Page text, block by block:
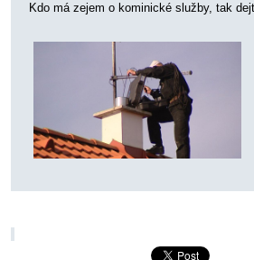
Kdo má zejem o kominické služby, tak